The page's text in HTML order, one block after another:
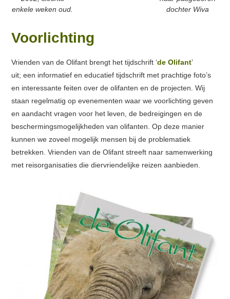
enkele weken oud.
dochter Wiva
Voorlichting
Vrienden van de Olifant brengt het tijdschrift ‘de Olifant’
uit; een informatief en educatief tijdschrift met prachtige foto’s
en interessante feiten over de olifanten en de projecten. Wij
staan regelmatig op evenementen waar we voorlichting geven
en aandacht vragen voor het leven, de bedreigingen en de
beschermingsmogelijkheden van olifanten. Op deze manier
kunnen we zoveel mogelijk mensen bij de problematiek
betrekken. Vrienden van de Olifant streeft naar samenwerking
met reisorganisaties die diervriendelijke reizen aanbieden.